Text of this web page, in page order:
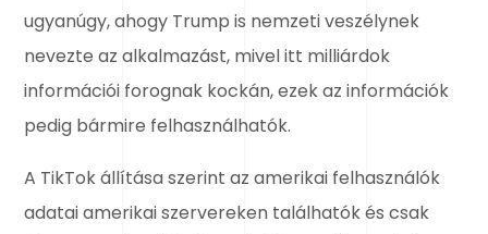
ugyanúgy, ahogy Trump is nemzeti veszélynek
nevezte az alkalmazást, mivel itt milliárdok
információi forognak kockán, ezek az információk
pedig bármire felhasználhatók.
A TikTok állítása szerint az amerikai felhasználók
adatai amerikai szervereken találhatók és csak